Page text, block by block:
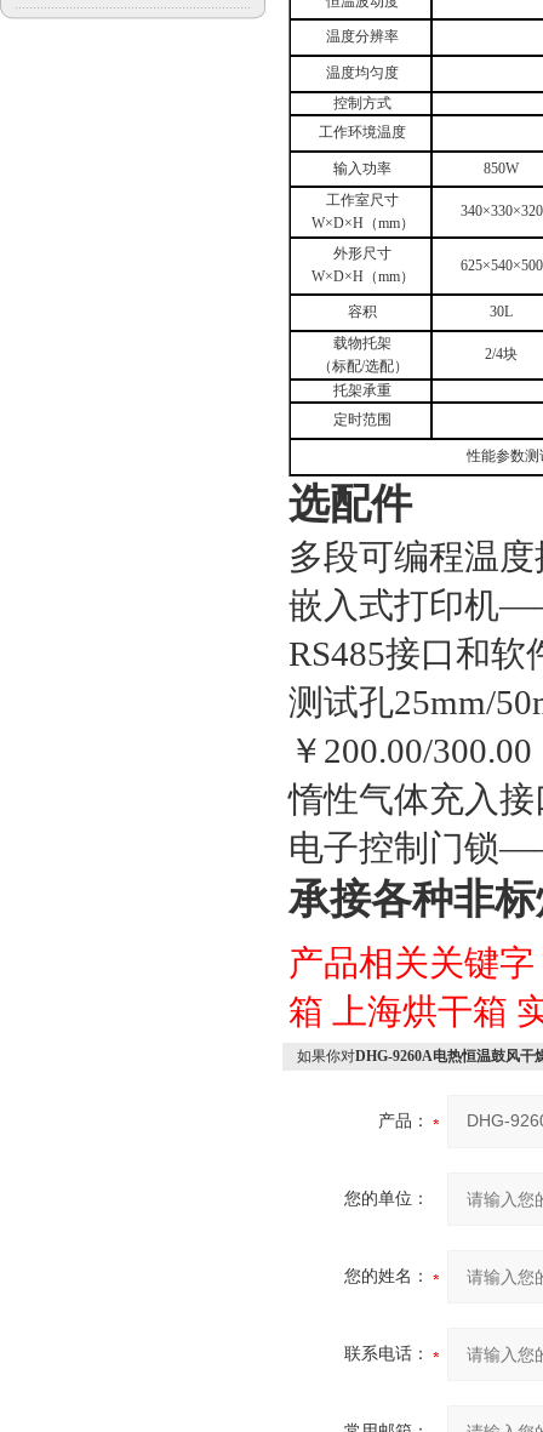
温度分辨率
温度均匀度
控制方式
工作环境温度
输入功率
850W
工作室尺寸
W×D×H（mm）
340×330×320
外形尺寸
W×D×H（mm）
625×540×500
容积
30L
载物托架
（标配/选配）
2/4块
托架承重
定时范围
性能参数测
选配件
多段可编程
嵌入式打印
RS485接口
测试孔
￥200.00/300.00
惰性气体充入接
电子控制门锁
承接各种非
产品相关关键
箱
上海烘干箱
如果你对DHG-9260A电热恒温鼓风干
产品：
您的单位：
您的姓名：
联系电话：